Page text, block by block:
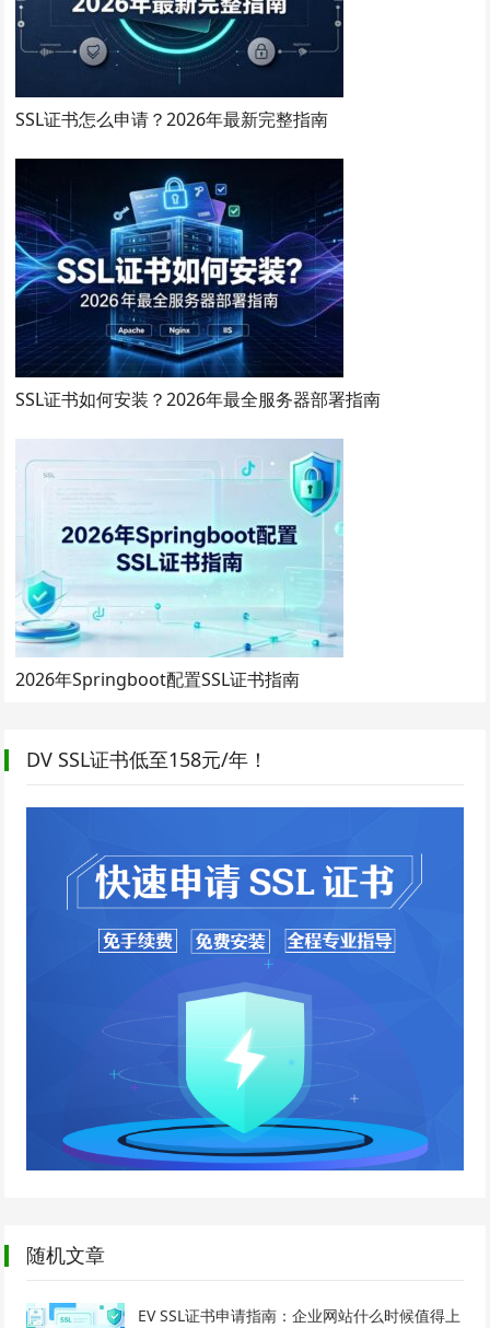
SSL证书怎么申请？2026年最新完整指南
SSL证书如何安装？2026年最全服务器部署指南
2026年Springboot配置SSL证书指南
DV SSL证书低至158元/年！
随机文章
EV SSL证书申请指南：企业网站什么时候值得上